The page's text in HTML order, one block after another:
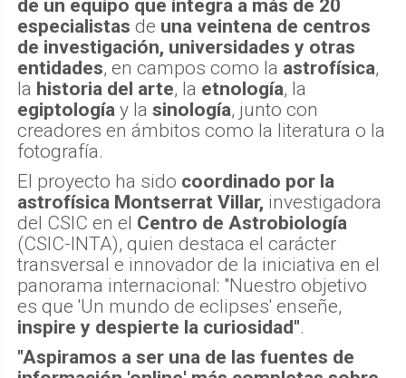
El mapa es resultado deltrabajo conjunto
de un equipo que integra a más de 20
especialistasdeuna veintena de centros
de investigación, universidades y otras
entidades, en campos como laastrofísica
lahistoria del arte, laetnología, la
egiptologíay la sinología , junto con
creadores en ámbitos como la literatura o la
fotografía.
El proyecto ha sidocoordinado por la
astrofísica Montserrat Villar, investigadora
del CSIC en elCentro de Astrobiología
(CSIC-INTA), quien destaca el carácter
transversal e innovador de la iniciativa en el
panorama internacional: "Nuestro objetivo
es que 'Un mundo de eclipses' enseñe,
inspire y despierte la curiosidad".